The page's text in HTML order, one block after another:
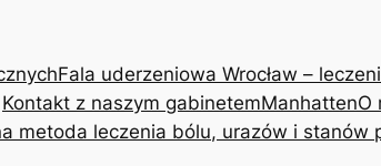
Fala uderzeniowa Wrocław –
Kontakt z naszym gabinetemManhattenO
metoda leczenia bólu, urazów i stanów